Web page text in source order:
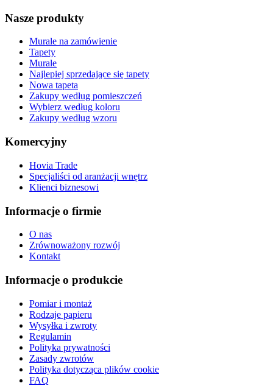
Nasze produkty
Murale na zamówienie
Tapety
Murale
Najlepiej sprzedające się tapety
Nowa tapeta
Zakupy według pomieszczeń
Wybierz według koloru
Zakupy według wzoru
Komercyjny
Hovia Trade
Specjaliści od aranżacji wnętrz
Klienci biznesowi
Informacje o firmie
O nas
Zrównoważony rozwój
Kontakt
Informacje o produkcie
Pomiar i montaż
Rodzaje papieru
Wysyłka i zwroty
Regulamin
Polityka prywatności
Zasady zwrotów
Polityka dotycząca plików cookie
FAQ